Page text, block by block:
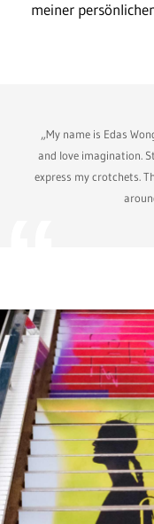
meiner
„My name is Edas
and love imagination.
express my crotchets.